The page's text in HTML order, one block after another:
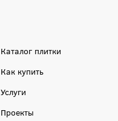
Каталог плитки
Как купить
Услуги
Проекты